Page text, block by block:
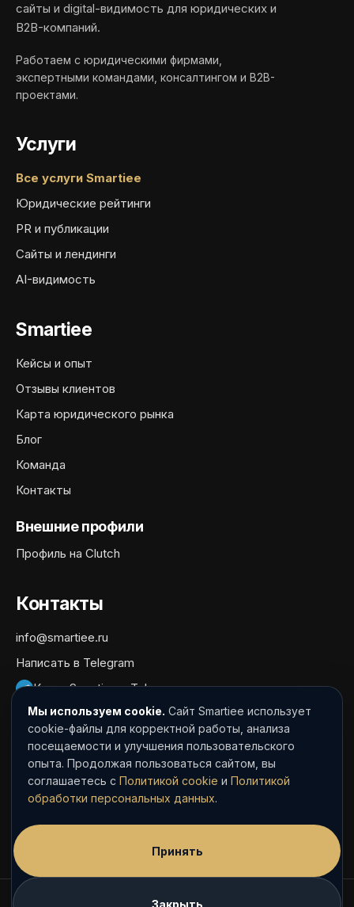
сайты и digital-видимость для юридических и
B2B-компаний.
Работаем с юридическими фирмами,
экспертными командами, консалтингом и B2B-
проектами.
Услуги
Все услуги Smartiee
Юридические рейтинги
PR и публикации
Сайты и лендинги
AI-видимость
Smartiee
Кейсы и опыт
Отзывы клиентов
Карта юридического рынка
Блог
Команда
Контакты
Внешние профили
Профиль на Clutch
Контакты
info@smartiee.ru
Написать в Telegram
Канал Smartiee в Telegram
Документы
Политика обработки персональных данных
Согласие на обработку персональных данных
Политика cookie
Пользовательское соглашение
Мы используем cookie. Сайт Smartiee использует
cookie-файлы для корректной работы, анализа
посещаемости и улучшения пользовательского
опыта. Продолжая пользоваться сайтом, вы
соглашаетесь с Политикой cookie и Политикой
обработки персональных данных.
Принять
Закрыть